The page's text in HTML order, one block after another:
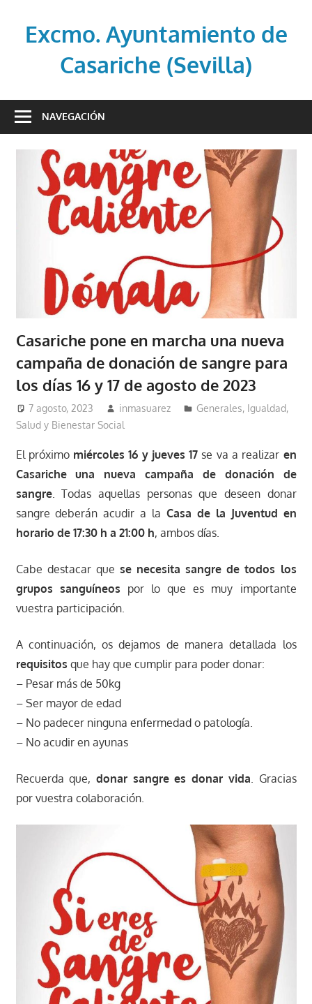
contenidoExcmo. Ayuntamiento de
Casariche (Sevilla)
oficial
Ayuntamiento
Casariche
(Sevilla)
NAVEGACIÓN
Casariche pone en marcha una nueva
campaña de donación de sangre para
los días 16 y 17 de agosto de 2023
7 agosto, 2023 inmasuarez Generales, Igualdad,
Salud y Bienestar Social
El próximo miércoles 16 y jueves 17 se va a realizar en
Casariche una nueva campaña de donación de
sangre. Todas aquellas personas que deseen donar
sangre deberán acudir a la Casa de la Juventud en
horario de 17:30 h a 21:00 h, ambos días.
Cabe destacar que se necesita sangre de todos los
grupos sanguíneos por lo que es muy importante
vuestra participación.
A continuación, os dejamos de manera detallada los
requisitos que hay que cumplir para poder donar:
– Pesar más de 50kg
– Ser mayor de edad
– No padecer ninguna enfermedad o patología.
– No acudir en ayunas
Recuerda que, donar sangre es donar vida. Gracias
por vuestra colaboración.